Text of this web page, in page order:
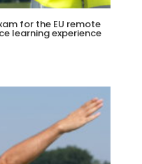
for the EU remote
learning experience